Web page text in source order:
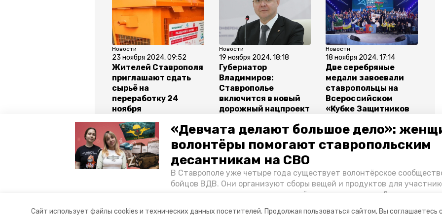
Сайт использует файлы cookies и технических данных посетителей. Продолжая пользоваться сайтом, Вы соглашаетесь с
«Девчата делают большое дело»:
волонтёры помогают ставропольским
десантникам на СВО
В Ставрополе уже четыре года существует волонтёрское
бойцов ВДВ. Они организуют сборы вещей и продуктов для
спецоперации и лично отвозят всё это на передовую. Девушки
акцию к 9 Мая.
Новости
23 ноября 2024, 09:52
Жителей Ставрополя
приглашают сдать
сырьё на
переработку 24
ноября
Новости
19 ноября 2024, 18:18
Губернатор
Владимиров:
Ставрополье
включится в новый
дорожный нацпроект
Новости
18 ноября 2024, 17:14
Две серебряные
медали завоевали
ставропольцы на
Всероссийском
«Кубке Защитников
Все новости
день матери в ставрополе акция ко дню матери